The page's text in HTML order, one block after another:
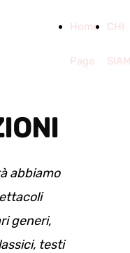
Home
Page
CHI
abbiamo
generi,
testi